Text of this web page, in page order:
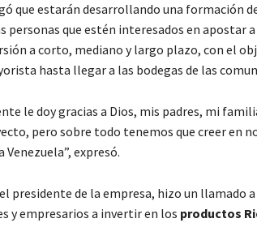
que estarán desarrollando una formación
personas que estén interesados en apostar
a corto, mediano y largo plazo, con el
hasta llegar a las bodegas de las
le doy gracias a Dios, mis padres, mi
pero sobre todo tenemos que creer en
expresó.
presidente de la empresa, hizo un llamado
y empresarios a invertir en los productos